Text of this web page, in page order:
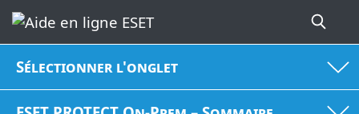
Sélectionner l'onglet